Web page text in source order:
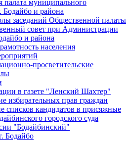
палата муниципального
Бодайбо и района
заседаний Общественной палаты
совет при Администрации
и района
населения
просветительские
в газете "Ленский Шахтер"
избирательных прав граждан
списков кандидатов в присяжные
городского суда
"Бодайбинский"
Бодайбо